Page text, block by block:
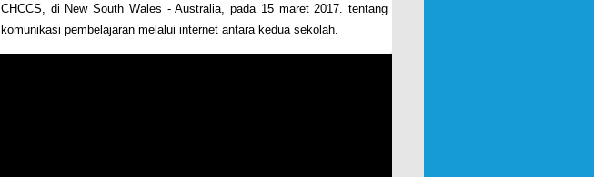
CHCCS, di New South Wales - Australia, pada 15 maret 2017. tentang
komunikasi pembelajaran melalui internet antara kedua sekolah.